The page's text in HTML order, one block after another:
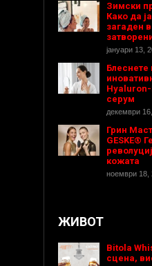
Зимски
Како да
загаден
јануари 13,
Блеснете
серум
декември
Грин
GESKE®
кожата
ноември 18,
ЖИВОТ
Bitola
сцена,